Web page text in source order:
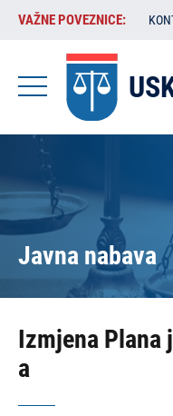
Skoči
sadržaj
VAŽNE
POVEZNICE:
VAŽNE POVEZNICE:
Javna nabava
Izmjena Plana
a